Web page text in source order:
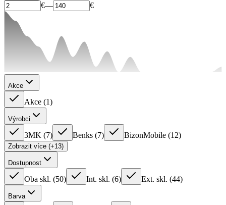
€— €
Akce
Akce (1)
Výrobci
3MK (7) Benks (7) BizonMobile (12)
Zobrazit více (+13)
Dostupnost
Oba skl. (50) Int. skl. (6) Ext. skl. (44)
Barva